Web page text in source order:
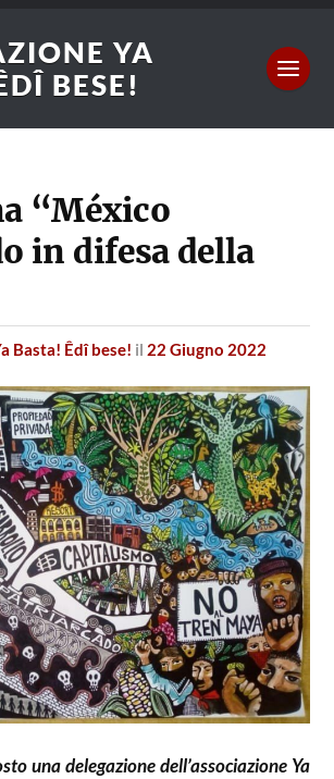
YA
BESE!
“México
in difesa della
Basta! Êdî bese! il 22 Giugno 2022
una delegazione dell’associazione Ya